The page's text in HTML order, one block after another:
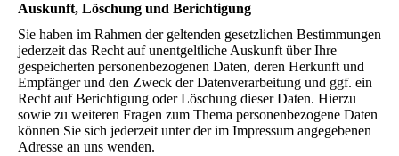
Auskunft, Löschung und Berichtigung
Sie haben im Rahmen der geltenden gesetzlichen Bestimmungen
jederzeit das Recht auf unentgeltliche Auskunft über Ihre
gespeicherten personenbezogenen Daten, deren Herkunft und
Empfänger und den Zweck der Datenverarbeitung und ggf. ein
Recht auf Berichtigung oder Löschung dieser Daten. Hierzu
sowie zu weiteren Fragen zum Thema personenbezogene Daten
können Sie sich jederzeit unter der im Impressum angegebenen
Adresse an uns wenden.